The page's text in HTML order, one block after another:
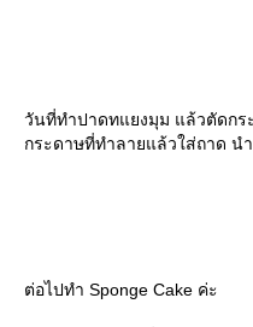
วันที่ทำปาดทแยงมุม แล้วตัดกร
กระดาษที่ทำลายแล้วใส่ถาด น
ต่อไปทำ Sponge Cake ค่ะ